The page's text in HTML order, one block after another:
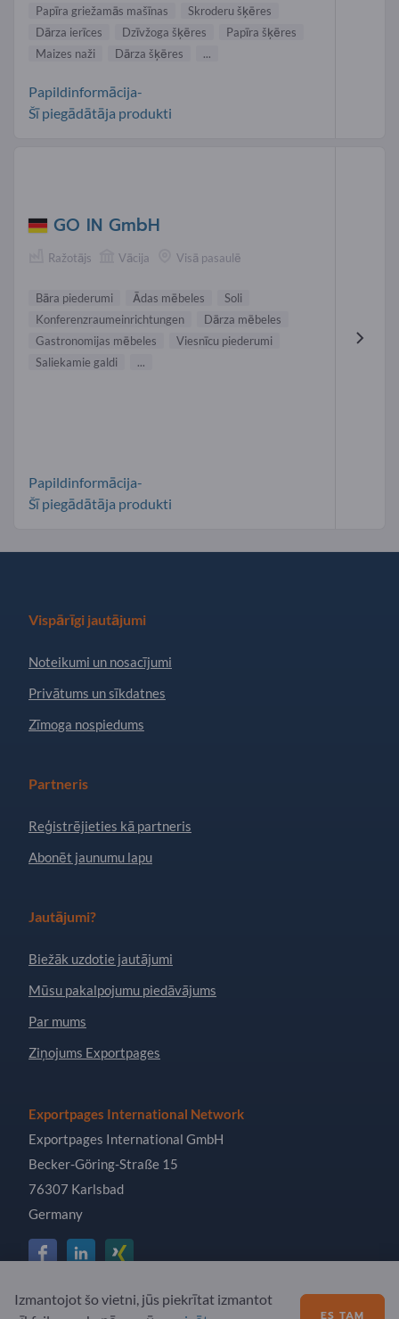
Papīra griežamās mašīnas
Skroderu šķēres
Dārza ierīces
Dzīvžoga šķēres
Papīra šķēres
Maizes naži
Dārza šķēres ...
Papildinformācija-
Šī piegādātāja produkti
GO IN GmbH
Ražotājs Vācija Visā pasaulē
Bāra piederumi Ādas mēbeles
Soli
Konferenzraumeinrichtungen
Dārza mēbeles
Gastronomijas mēbeles
Viesnīcu piederumi
Saliekamie galdi
...
Papildinformācija-
Šī piegādātāja produkti
Vispārīgi jautājumi
Noteikumi un nosacījumi
Privātums un sīkdatnes
Zīmoga nospiedums
Partneris
Reģistrējieties kā partneris
Abonēt jaunumu lapu
Jautājumi?
Biežāk uzdotie jautājumi
Mūsu pakalpojumu piedāvājums
Par mums
Ziņojums Exportpages
Exportpages International Network
Exportpages International GmbH
Becker-Göring-Straße 15
76307 Karlsbad
Germany
Copyright © 2026 Exportpages International GmbH. All
Izmantojot šo vietni, jūs piekrītat izmantot
ES TAM